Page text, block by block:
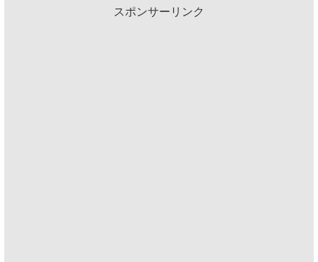
スポンサーリンク